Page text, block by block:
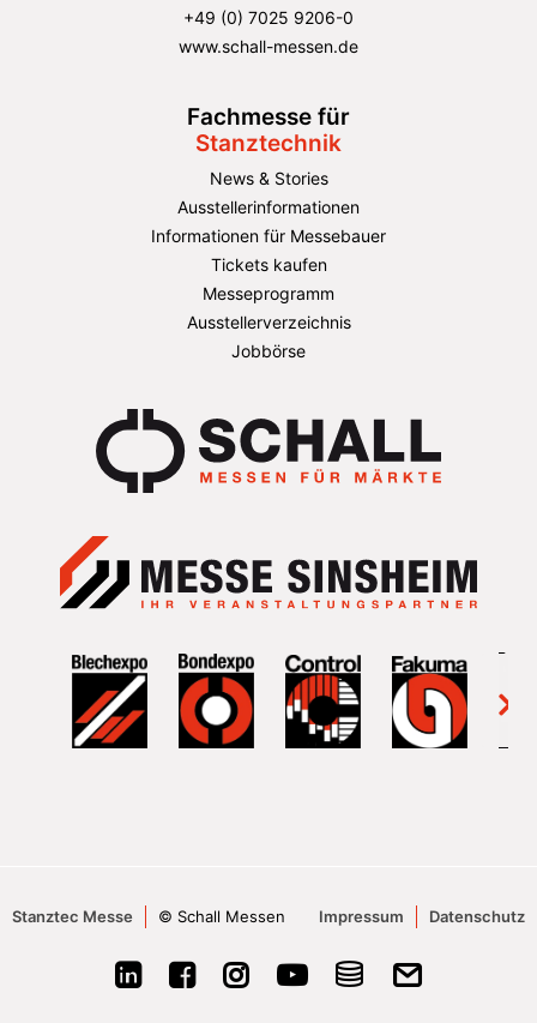
+49 (0) 7025 9206-0
www.schall-messen.de
Fachmesse für
Stanztechnik
News & Stories
Ausstellerinformationen
Informationen für Messebauer
Tickets kaufen
Messeprogramm
Ausstellerverzeichnis
Jobbörse
Stanztec Messe © Schall Messen Impressum Datenschutz